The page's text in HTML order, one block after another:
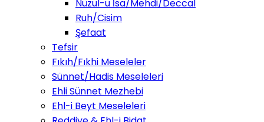
Nüzul-u İsa/Mehdi/Deccal
Ruh/Cisim
Şefaat
Tefsir
Fıkıh/Fıkhi Meseleler
Sünnet/Hadis Meseleleri
Ehli Sünnet Mezhebi
Ehl-i Beyt Meseleleri